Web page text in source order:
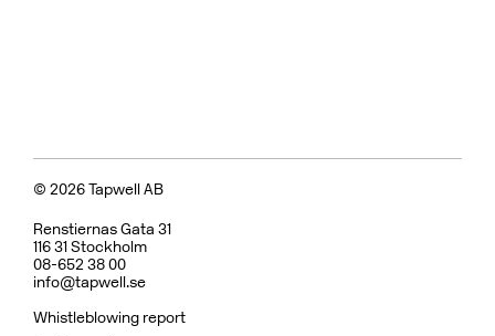
© 2026 Tapwell AB
Renstiernas Gata 31
116 31 Stockholm
08-652 38 00
info@tapwell.se
Whistleblowing report